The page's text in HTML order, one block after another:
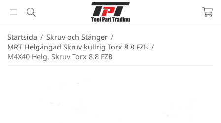
Startsida / Skruv och Stänger /
MRT Helgängad Skruv kullrig Torx 8.8 FZB /
M4X40 Helg. Skruv Torx 8.8 FZB